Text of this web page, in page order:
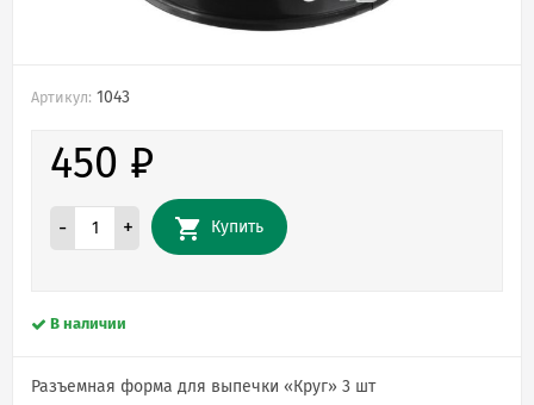
Артикул: 1043
450 ₽
- + Купить
В наличии
Разъемная форма для выпечки «Круг» 3 шт